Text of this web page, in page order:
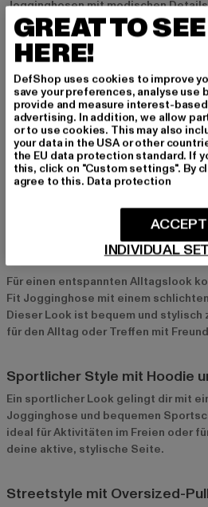
Jogginghosen mit modischen
Zippern oder farblichen Akzenten.
verleihen den Hosen das gewisse
sie sich von klassischen Modellen
Slim Fit Jogginghosen mit
Sportlich-luxuriös wird es mit Slim
Logo bekannter Marken tragen.
beliebt und geben deinem Look
Kombiniert mit einem Hoodie oder
bringst du den sportlichen Style
Styling-Tipps für Slim Fit
Casual Look mit T-Shirt und
Für einen entspannten Alltagslook
Fit Jogginghose mit einem
Dieser Look ist bequem und
für den Alltag oder Treffen mit
Sportlicher Style mit Hoodie
Ein sportlicher Look gelingt dir mit
Jogginghose und bequemen
ideal für Aktivitäten im Freien oder
deine aktive, stylische Seite.
Streetstyle mit Oversized-
GREAT TO
HERE!
DefShop uses cookies to improve
save your preferences, analyse use
provide and measure interest-
advertising. In addition, we allow
or to use cookies. This may also
your data in the USA or other
the EU data protection standard. If
this, click on "Custom settings". By
agree to this. Data protection
INDIVIDUAL
ACCEPT